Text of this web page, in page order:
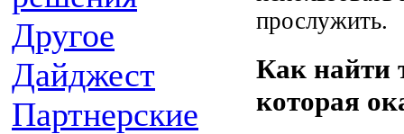
Другое
Дайджест
Партнерские
прослужить.
Как найти
которая